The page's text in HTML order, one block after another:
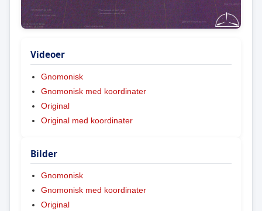
Videoer
Gnomonisk
Gnomonisk med koordinater
Original
Original med koordinater
Bilder
Gnomonisk
Gnomonisk med koordinater
Original